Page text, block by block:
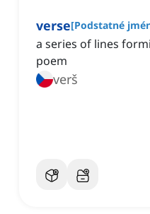
verse[Podstatné
a series of lines
poem
verš